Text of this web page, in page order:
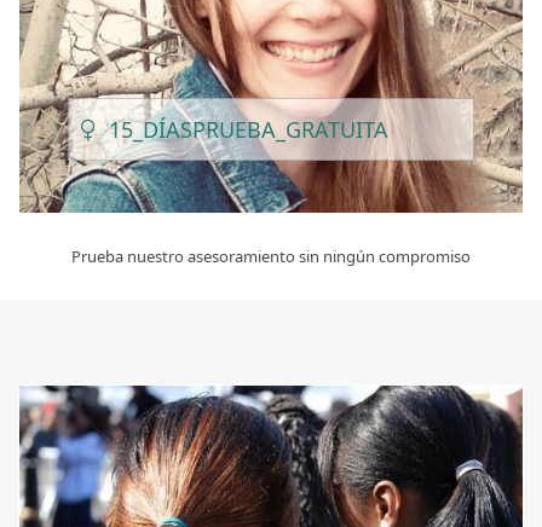
15_DÍASPRUEBA_GRATUITA
Prueba nuestro asesoramiento sin ningún compromiso